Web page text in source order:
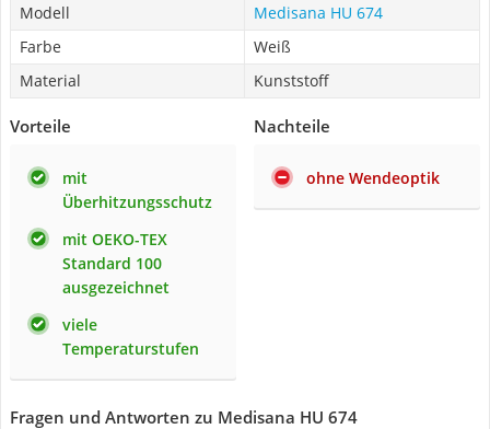
Modell
Medisana HU 674
Farbe
Weiß
Material
Kunststoff
Vorteile
mit
Überhitzungsschutz
mit OEKO-TEX
Standard 100
ausgezeichnet
viele
Temperaturstufen
Nachteile
ohne Wendeoptik
Fragen und Antworten zu Medisana HU 674